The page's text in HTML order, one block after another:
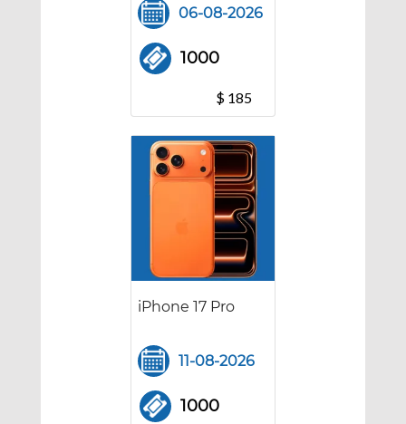
de Sonido
Bluetooth Aiwa
06-08-2026
1000
$ 185
iPhone 17 Pro
11-08-2026
1000